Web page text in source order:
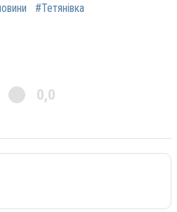
#Тетянівка
0,0